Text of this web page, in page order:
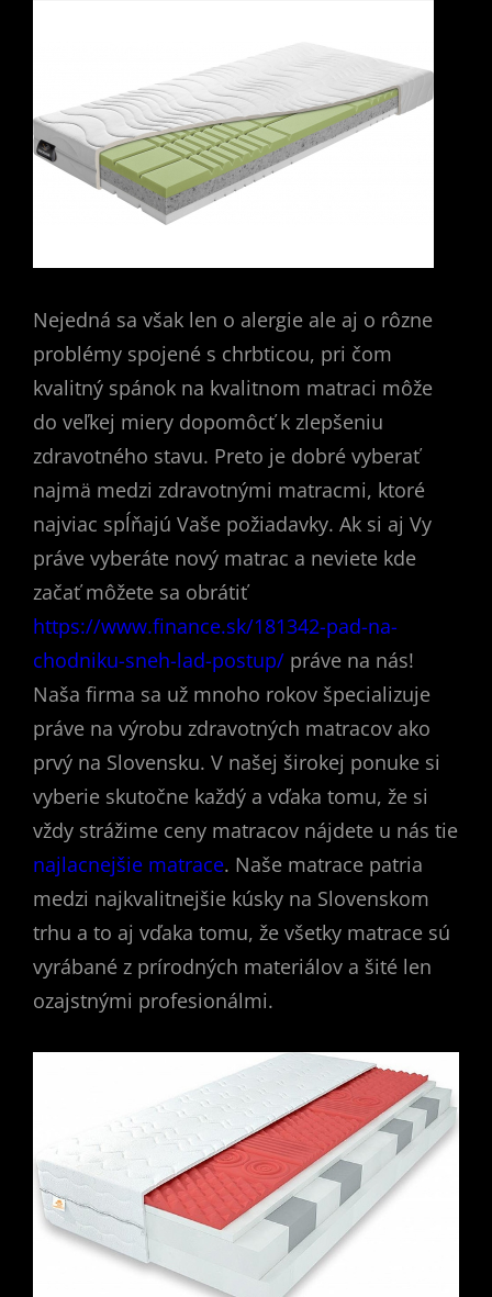
Nejedná sa však len o alergie ale aj o rôzne
problémy spojené s chrbticou, pri čom
kvalitný spánok na kvalitnom matraci môže
do veľkej miery dopomôcť k zlepšeniu
zdravotného stavu. Preto je dobré vyberať
najmä medzi zdravotnými matracmi, ktoré
najviac spĺňajú Vaše požiadavky. Ak si aj Vy
práve vyberáte nový matrac a neviete kde
začať môžete sa obrátiť
https://www.finance.sk/181342-pad-na-
chodniku-sneh-lad-postup/ práve na nás!
Naša firma sa už mnoho rokov špecializuje
práve na výrobu zdravotných matracov ako
prvý na Slovensku. V našej širokej ponuke si
vyberie skutočne každý a vďaka tomu, že si
vždy strážime ceny matracov nájdete u nás tie
najlacnejšie matrace. Naše matrace patria
medzi najkvalitnejšie kúsky na Slovenskom
trhu a to aj vďaka tomu, že všetky matrace sú
vyrábané z prírodných materiálov a šité len
ozajstnými profesionálmi.